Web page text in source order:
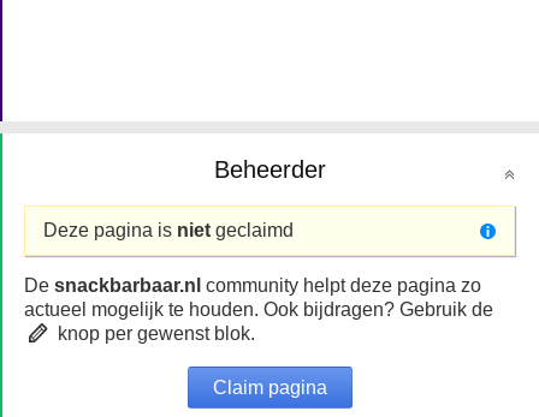
Beheerder
Deze pagina is niet geclaimd
De snackbarbaar.nl community helpt deze pagina zo
actueel mogelijk te houden. Ook bijdragen? Gebruik de
knop per gewenst blok.
Claim pagina